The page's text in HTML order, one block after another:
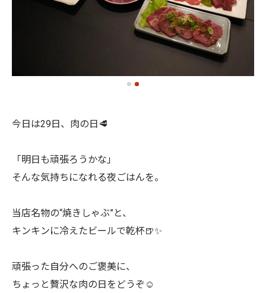
今日は29日、肉の日🥩
「明日も頑張ろうかな」
そんな気持ちになれる夜ごはんを。
当店名物の“焼きしゃぶ”と、
キンキンに冷えたビールで乾杯🍺✨
頑張った自分へのご褒美に、
ちょっと贅沢な肉の日をどうぞ☺️